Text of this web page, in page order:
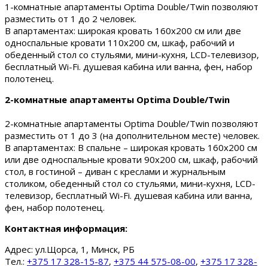
1-комнатные апартаменты Optima Double/Twin позволяют
разместить от 1 до 2 человек.
В апартаментах: широкая кровать 160х200 см или две
односпальные кровати 110х200 см, шкаф, рабочий и
обеденный стол со стульями, мини-кухня, LCD-телевизор,
бесплатный Wi-Fi. душевая кабина или ванна, фен, набор
полотенец.
2-комнатные апартаменты Optima Double/Twin
2-комнатные апартаменты Optima Double/Twin позволяют
разместить от 1 до 3 (на дополнительном месте) человек.
В апартаментах: В спальне – широкая кровать 160х200 см
или две односпальные кровати 90х200 см, шкаф, рабочий
стол, в гостиной – диван с креслами и журнальным
столиком, обеденный стол со стульями, мини-кухня, LCD-
телевизор, бесплатный Wi-Fi. душевая кабина или ванна,
фен, набор полотенец.
Контактная информация:
Адрес: ул.Щорса, 1, Минск, РБ
Тел.: +375 17 328-15-87, +375 44 575-08-00, +375 17 328-